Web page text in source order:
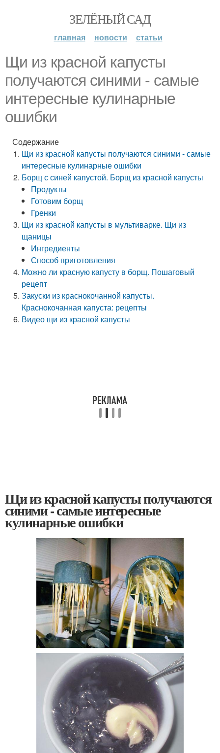
ЗЕЛЁНЫЙ САД
главная новости статьи
Щи из красной капусты
получаются синими - самые
интересные кулинарные
ошибки
Содержание
Щи из красной капусты получаются синими - самые
интересные кулинарные ошибки
Борщ с синей капустой. Борщ из красной капусты
Продукты
Готовим борщ
Гренки
Щи из красной капусты в мультиварке. Щи из
щаницы
Ингредиенты
Способ приготовления
Можно ли красную капусту в борщ. Пошаговый
рецепт
Закуски из краснокочанной капусты.
Краснокочанная капуста: рецепты
Видео щи из красной капусты
Щи из красной капусты получаются
синими - самые интересные
кулинарные ошибки